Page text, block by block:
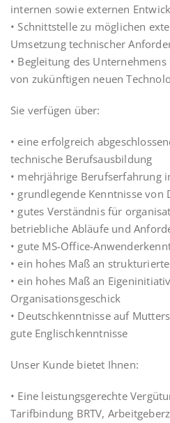
internen sowie externen
• Schnittstelle zu möglichen
Umsetzung technischer
• Begleitung des
von zukünftigen neuen
Sie verfügen über:
• eine erfolgreich
technische Berufsausbildung
• mehrjährige Berufserfahrung
• grundlegende Kenntnisse von
• gutes Verständnis für
betriebliche Abläufe und
• gute MS-Office-
• ein hohes Maß an
• ein hohes Maß an
Organisationsgeschick
• Deutschkenntnisse auf
gute Englischkenntnisse
Unser Kunde bietet Ihnen:
• Eine leistungsgerechte
Tarifbindung BRTV,